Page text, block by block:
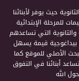
حيث يوفر لأبنائنا
للمرحلة الإبتدائية
التي تساعدهم
بيداغوجية قيمة يسهل
الأصلي للموقع كما
أبنائنا في التفوق
الله